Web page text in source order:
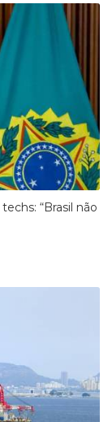
“Brasil não